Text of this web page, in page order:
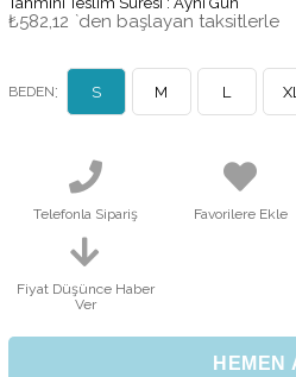
₺582,12 `den başlayan taksitlerle
BEDEN: S M L XL
Telefonla Sipariş Favorilere Ekle
Fiyat Düşünce Haber
Ver